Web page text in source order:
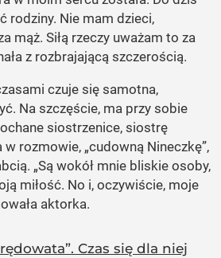
rodziny. Nie mam dzieci,
mąż. Siłą rzeczy uważam to za
z rozbrajającą szczerością.
czuje się samotna,
Na szczęście, ma przy sobie
siostrzenice, siostrę
rozmowie, „cudowną Nineczkę”,
„Są wokół mnie bliskie osoby,
miłość. No i, oczywiście, moje
aktorka.
Czas się dla niej